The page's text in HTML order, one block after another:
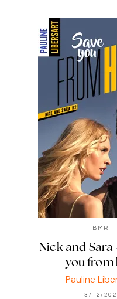
BMR
Nick and Sara
you from
Pauline
13/12/